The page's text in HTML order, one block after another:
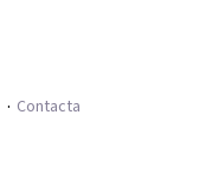
Contacta